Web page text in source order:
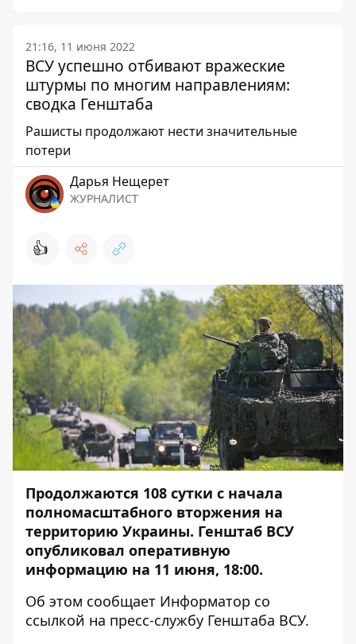
21:16, 11 июня 2022
ВСУ успешно отбивают вражеские
штурмы по многим направлениям:
сводка Генштаба
Рашисты продолжают нести значительные
потери
Дарья Нещерет
ЖУРНАЛИСТ
👍
Продолжаются 108 сутки с начала
полномасштабного вторжения на
территорию Украины. Генштаб ВСУ
опубликовал оперативную
информацию на 11 июня, 18:00.
Об этом сообщает Информатор со
ссылкой на пресс-службу Генштаба ВСУ.